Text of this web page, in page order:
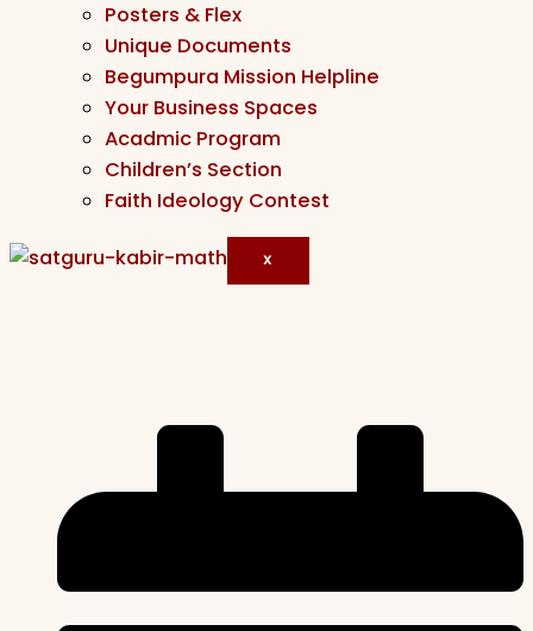
Posters & Flex
Unique Documents
Begumpura Mission Helpline
Your Business Spaces
Acadmic Program
Children’s Section
Faith Ideology Contest
X